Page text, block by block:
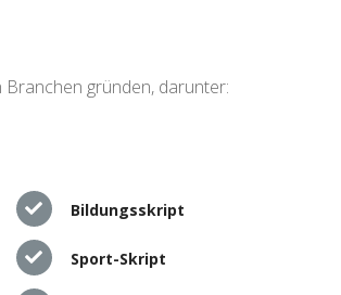
gründen, darunter:
Bildungsskript
Sport-Skript